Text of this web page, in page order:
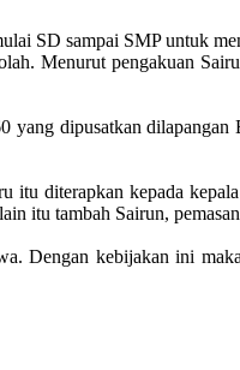
SD sampai SMP untuk
Menurut pengakuan
dipusatkan
itu diterapkan kepada
itu tambah Sairun,
Dengan kebijakan ini